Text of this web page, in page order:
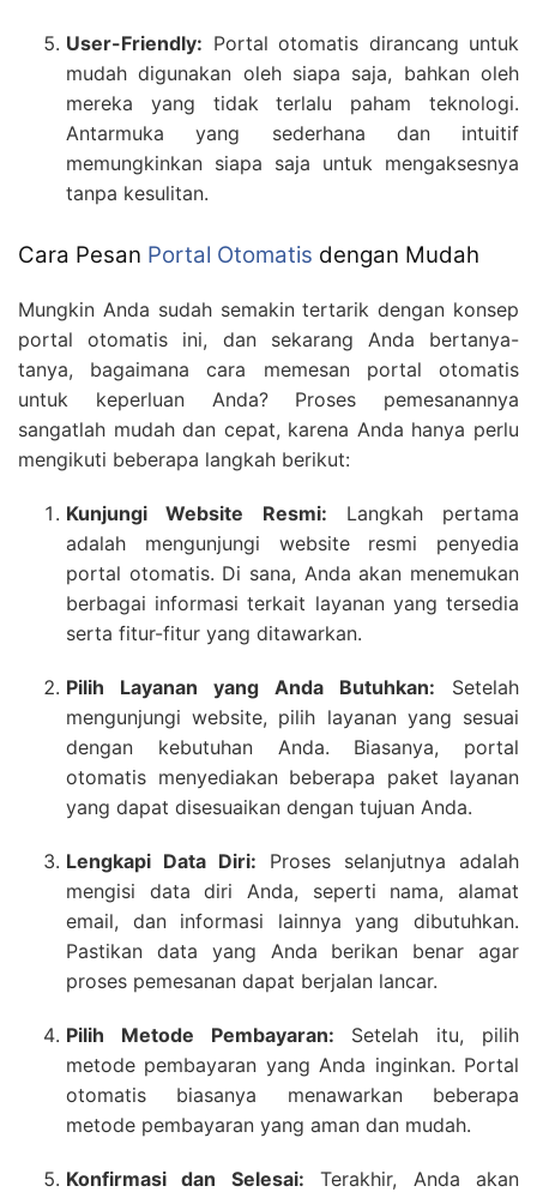
User-Friendly: Portal otomatis dirancang untuk
mudah digunakan oleh siapa saja, bahkan oleh
mereka yang tidak terlalu paham teknologi.
Antarmuka yang sederhana dan intuitif
memungkinkan siapa saja untuk mengaksesnya
tanpa kesulitan.
Cara Pesan Portal Otomatis dengan Mudah
Mungkin Anda sudah semakin tertarik dengan konsep
portal otomatis ini, dan sekarang Anda bertanya-
tanya, bagaimana cara memesan portal otomatis
untuk keperluan Anda? Proses pemesanannya
sangatlah mudah dan cepat, karena Anda hanya perlu
mengikuti beberapa langkah berikut:
Kunjungi Website Resmi: Langkah pertama
adalah mengunjungi website resmi penyedia
portal otomatis. Di sana, Anda akan menemukan
berbagai informasi terkait layanan yang tersedia
serta fitur-fitur yang ditawarkan.
Pilih Layanan yang Anda Butuhkan: Setelah
mengunjungi website, pilih layanan yang sesuai
dengan kebutuhan Anda. Biasanya, portal
otomatis menyediakan beberapa paket layanan
yang dapat disesuaikan dengan tujuan Anda.
Lengkapi Data Diri: Proses selanjutnya adalah
mengisi data diri Anda, seperti nama, alamat
email, dan informasi lainnya yang dibutuhkan.
Pastikan data yang Anda berikan benar agar
proses pemesanan dapat berjalan lancar.
Pilih Metode Pembayaran: Setelah itu, pilih
metode pembayaran yang Anda inginkan. Portal
otomatis biasanya menawarkan beberapa
metode pembayaran yang aman dan mudah.
Konfirmasi dan Selesai: Terakhir, Anda akan